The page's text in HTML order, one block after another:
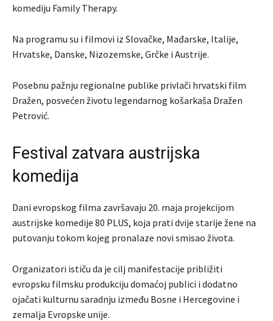
komediju Family Therapy.
Na programu su i filmovi iz Slovačke, Mađarske, Italije,
Hrvatske, Danske, Nizozemske, Grčke i Austrije.
Posebnu pažnju regionalne publike privlači hrvatski film
Dražen, posvećen životu legendarnog košarkaša Dražen
Petrović.
Festival zatvara austrijska
komedija
Dani evropskog filma završavaju 20. maja projekcijom
austrijske komedije 80 PLUS, koja prati dvije starije žene na
putovanju tokom kojeg pronalaze novi smisao života.
Organizatori ističu da je cilj manifestacije približiti
evropsku filmsku produkciju domaćoj publici i dodatno
ojačati kulturnu saradnju između Bosne i Hercegovine i
zemalja Evropske unije.